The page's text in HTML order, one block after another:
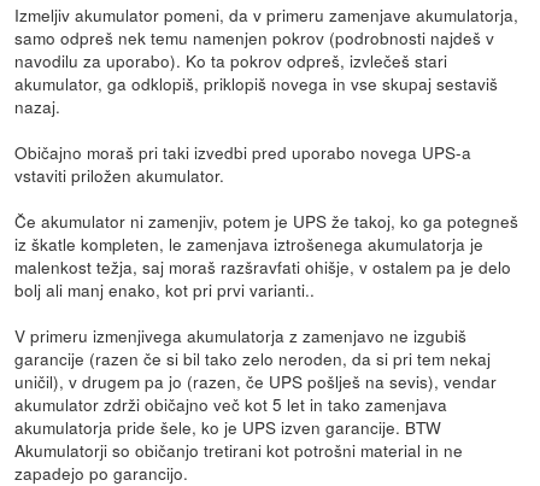
Izmeljiv akumulator pomeni, da v primeru zamenjave akumulatorja,
samo odpreš nek temu namenjen pokrov (podrobnosti najdeš v
navodilu za uporabo). Ko ta pokrov odpreš, izvlečeš stari
akumulator, ga odklopiš, priklopiš novega in vse skupaj sestaviš
nazaj.
Običajno moraš pri taki izvedbi pred uporabo novega UPS-a
vstaviti priložen akumulator.
Če akumulator ni zamenjiv, potem je UPS že takoj, ko ga potegneš
iz škatle kompleten, le zamenjava iztrošenega akumulatorja je
malenkost težja, saj moraš razšravfati ohišje, v ostalem pa je delo
bolj ali manj enako, kot pri prvi varianti..
V primeru izmenjivega akumulatorja z zamenjavo ne izgubiš
garancije (razen če si bil tako zelo neroden, da si pri tem nekaj
uničil), v drugem pa jo (razen, če UPS pošlješ na sevis), vendar
akumulator zdrži običajno več kot 5 let in tako zamenjava
akumulatorja pride šele, ko je UPS izven garancije. BTW
Akumulatorji so običanjo tretirani kot potrošni material in ne
zapadejo po garancijo.